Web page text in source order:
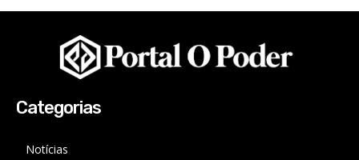
Categorias
Notícias